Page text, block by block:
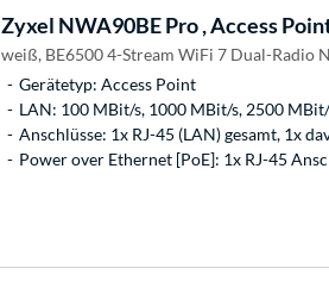
Zyxel NWA90BE Pro , Access
weiß, BE6500 4-Stream WiFi 7 Dual-Radio
Gerätetyp: Access Point
LAN: 100 MBit/s, 1000 MBit/s, 2500
Anschlüsse: 1x RJ-45 (LAN) gesamt, 1x
Power over Ethernet [PoE]: 1x RJ-45